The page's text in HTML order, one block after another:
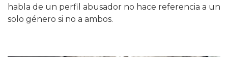
habla de un perfil abusador no hace referencia a un
solo género si no a ambos.